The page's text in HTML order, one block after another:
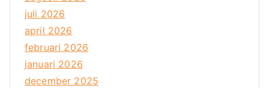
juli 2026
april 2026
februari 2026
januari 2026
december 2025